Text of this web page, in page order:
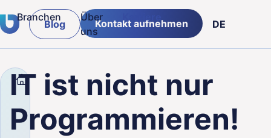
von
Branchen
Logistik & Lieferketten
Einzelhandelsbranche
Über
uns
Karriere
Blog Kontakt aufnehmen DE
Unternehmen
Blog IT ist nicht nur
IT ist nicht nur
Programmieren!